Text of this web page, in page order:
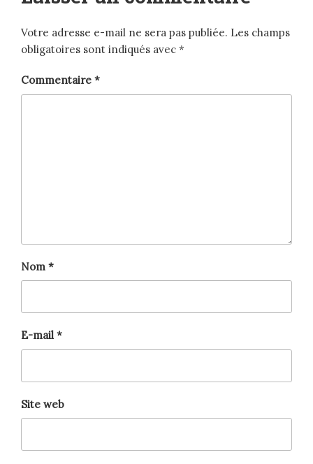
Votre adresse e-mail ne sera pas publiée. Les champs
obligatoires sont indiqués avec *
Commentaire *
Nom *
E-mail *
Site web